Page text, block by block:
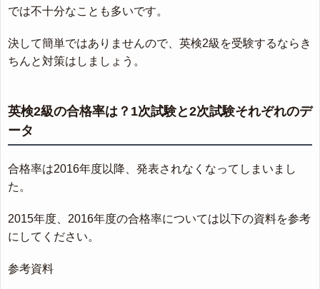
では不十分なことも多いです。
決して簡単ではありませんので、英検2級を受験するならき
ちんと対策はしましょう。
英検2級の合格率は？1次試験と2次試験それぞれのデ
ータ
合格率は2016年度以降、発表されなくなってしまいまし
た。
2015年度、2016年度の合格率については以下の資料を参考
にしてください。
参考資料